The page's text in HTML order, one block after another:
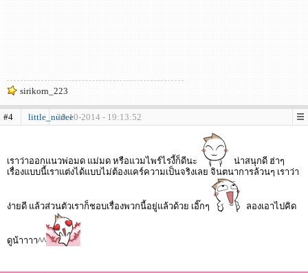
sirikorn_223
#4 little_nudee20-10-2014 - 19:13:52
เราว่าออกแนวพ่อมด แม่มด หรือแวมไพร์ไรงี้ก็ดีนะ
น่าสนุกดี ฮ่าๆ
เรื่องแบบนี้เราแต่งได้แบบไม่ต้องแคร์ความเป็นจริงเลย จินตนาการล้วนๆ เราว่า
ง่ายดี แล้วส่วนตัวเราก็ชอบเรื่องพวกนี้อยู่แล้วด้วย เอิ๊กๆ ลองเอาไปคิด
ดูน้าาาา^^